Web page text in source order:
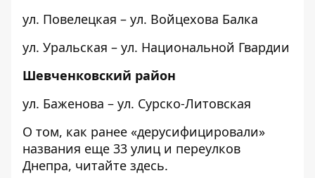
ул. Повелецкая – ул. Войцехова Балка
ул. Уральская – ул. Национальной Гвардии
Шевченковский район
ул. Баженова – ул. Сурско-Литовская
О том, как ранее «дерусифицировали»
названия еще 33 улиц и переулков
Днепра, читайте здесь.